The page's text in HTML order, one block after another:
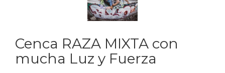
Cenca RAZA MIXTA con
mucha Luz y Fuerza